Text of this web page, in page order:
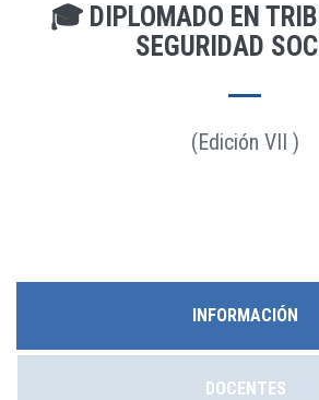
🎓 DIPLOMADO EN
SEGURIDAD
(Edición VII )
INFORMACIÓN
DOCENTES